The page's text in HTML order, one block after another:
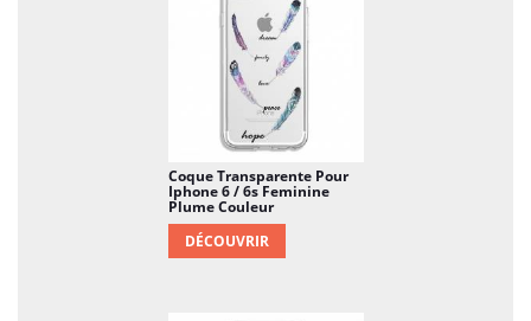
Coque Transparente Pour
Iphone 6 / 6s Feminine
Plume Couleur
DÉCOUVRIR